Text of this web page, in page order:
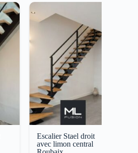
Escalier Stael droit
avec limon central